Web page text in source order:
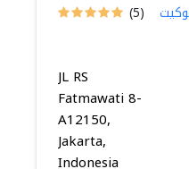
(5)
JL RS
Fatmawati 8-
A12150,
Jakarta,
Indonesia